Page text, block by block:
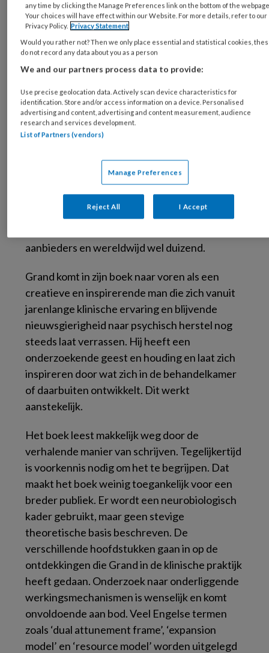
‘Brainspotting’ is een door de Amerikaanse
psychotherapeut David Grand ontwikkelde
therapie die gebruikmaakt van de zelfhelende
eigenschappen van onze hersenen. Het motto
hoe we ons voelen’. Grand ontwikkelde zijn
therapie in 2003 vanuit de EMDR-methode.
Hij beschrijft onder meer de
Binnen reguliere GGZ-instellingen in
Nederland lijkt de methode weinig te worden
aangeboden, maar op de website van
aanbieders en wereldwijd wel duizend.
Grand komt in zijn boek naar voren als een
creatieve en inspirerende man die zich vanuit
jarenlange klinische ervaring en blijvende
nieuwsgierigheid naar psychisch herstel nog
steeds laat verrassen. Hij heeft een
onderzoekende geest en houding en laat zich
inspireren door wat zich in de behandelkamer
of daarbuiten ontwikkelt. Dit werkt
aanstekelijk.
Het boek leest makkelijk weg door de
verhalende manier van schrijven. Tegelijkertijd
is voorkennis nodig om het te begrijpen. Dat
maakt het boek weinig toegankelijk voor een
breder publiek. Er wordt een neurobiologisch
kader gebruikt, maar geen stevige
theoretische basis beschreven. De
verschillende hoofdstukken gaan in op de
ontdekkingen die Grand in de klinische praktijk
heeft gedaan. Onderzoek naar onderliggende
werkingsmechanismen is wenselijk en komt
onvoldoende aan bod. Veel Engelse termen
zoals ‘dual attunement frame’, ‘expansion
model’ en ‘resource model’ worden uitgelegd
any time by clicking the Manage Preferences link on the bottom of the
Your choices will have effect within our Website. For more details, refer to our
Privacy Policy. Privacy Statement
Would you rather not? Then we only place essential and statistical cookies,
do not record any data about you as a person
We and our partners process data to provide:
Use precise geolocation data. Actively scan device characteristics for
identification. Store and/or access information on a device. Personalised
advertising and content, advertising and content measurement, audience
research and services development.
List of Partners (vendors)
Manage Preferences
Reject All I Accept